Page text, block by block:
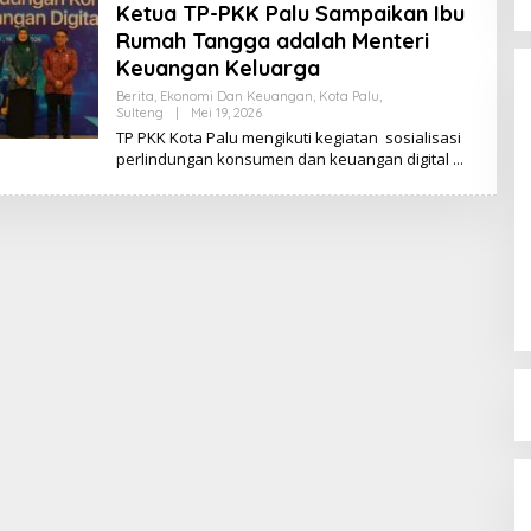
Ketua TP-PKK Palu Sampaikan Ibu
Rumah Tangga adalah Menteri
Keuangan Keluarga
Berita, Ekonomi Dan Keuangan, Kota Palu,
Sulteng
Mei 19, 2026O
E
H
I
TP PKK Kota Palu mengikuti kegiatan sosialisasi
perlindungan konsumen dan keuangan digital